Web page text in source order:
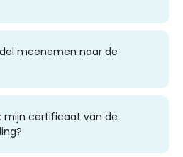
meenemen naar de
mijn certificaat van de